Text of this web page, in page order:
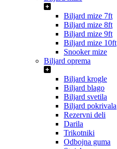
Biljard mize 7ft
Biljard mize 8ft
Biljard mize 9ft
Biljard mize 10ft
Snooker mize
Biljard oprema
Biljard krogle
Biljard blago
Biljard svetila
Biljard pokrivala
Rezervni deli
Darila
Trikotniki
Odbojna guma